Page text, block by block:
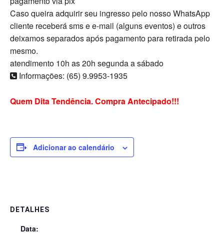
Caso queira adquirir seu ingresso pelo nosso WhatsApp
cliente receberá sms e e-mail (alguns eventos) e outros
deixamos separados após pagamento para retirada pelo
mesmo.
atendimento 10h as 20h segunda a sábado
Informações: (65) 9.9953-1935
Quem Dita Tendência. Compra Antecipado!!!
Adicionar ao calendário
DETALHES
Data: